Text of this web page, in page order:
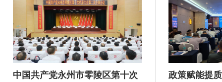
中国共产党永州市零陵区第十次
政策赋能提